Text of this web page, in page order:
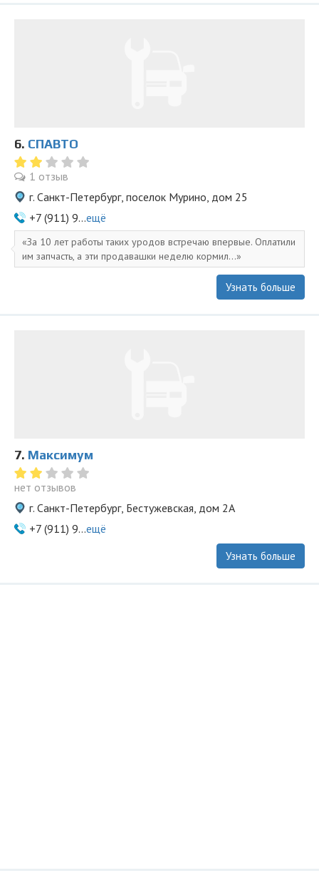
6. СПАВТО
1 отзыв
г. Санкт-Петербург, поселок Мурино, дом 25
+7 (911) 9...ещё
За 10 лет работы таких уродов встречаю впервые. Оплатили
им запчасть, а эти продавашки неделю кормил...
Узнать больше
7. Максимум
нет отзывов
г. Санкт-Петербург, Бестужевская, дом 2А
+7 (911) 9...ещё
Узнать больше